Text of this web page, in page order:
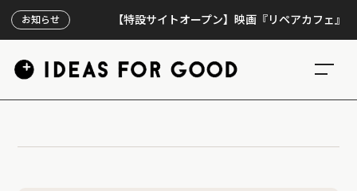
お知らせ 【特設サイトオープン】映画『リペアカフェ』、上